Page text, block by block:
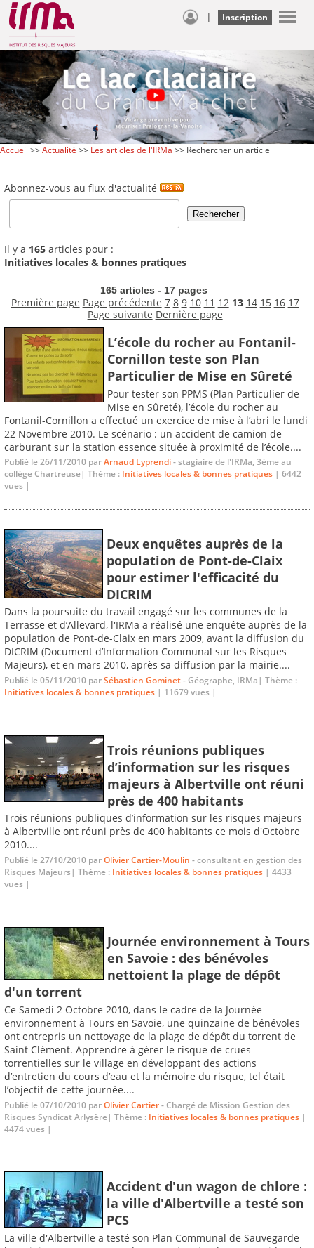
| Inscription
Accueil >>Actualité >> Les articles de l'IRMa >> Rechercher un article
Abonnez-vous au flux d'actualité
Il y a 165 articles pour :
Initiatives locales & bonnes pratiques
165 articles - 17 pages
Première page Page précédente 7 8 9 10 11 12 13 14 15 16 17
Page suivante Dernière page
L’école du rocher au Fontanil-
Cornillon teste son Plan
Particulier de Mise en Sûreté
Pour tester son PPMS (Plan Particulier de
Mise en Sûreté), l’école du rocher au
Fontanil-Cornillon a effectué un exercice de mise à l’abri le lundi
22 Novembre 2010. Le scénario : un accident de camion de
carburant sur la station essence située à proximité de l’école....
Publié le 26/11/2010 parArnaud Lyprendi- stagiaire de l'IRMa, 3ème au
collège Chartreuse| Thème : Initiatives locales & bonnes pratiques | 6442
vues |
Deux enquêtes auprès de la
population de Pont-de-Claix
pour estimer l'efficacité du
DICRIM
Dans la poursuite du travail engagé sur les communes de la
Terrasse et d’Allevard, l'IRMa a réalisé une enquête auprès de la
population de Pont-de-Claix en mars 2009, avant la diffusion du
DICRIM (Document d’Information Communal sur les Risques
Majeurs), et en mars 2010, après sa diffusion par la mairie....
Publié le 05/11/2010 parSébastien Gominet- Géographe, IRMa| Thème :
Initiatives locales & bonnes pratiques | 11679 vues |
Trois réunions publiques
d’information sur les risques
majeurs à Albertville ont réuni
près de 400 habitants
Trois réunions publiques d’information sur les risques majeurs
à Albertville ont réuni près de 400 habitants ce mois d'Octobre
2010....
Publié le 27/10/2010 parOlivier Cartier-Moulin - consultant en gestion des
Risques Majeurs| Thème : Initiatives locales & bonnes pratiques | 4433
vues |
Journée environnement à Tours
en Savoie : des bénévoles
nettoient la plage de dépôt
d'un torrent
Ce Samedi 2 Octobre 2010, dans le cadre de la Journée
environnement à Tours en Savoie, une quinzaine de bénévoles
ont entrepris un nettoyage de la plage de dépôt du torrent de
Saint Clément. Apprendre à gérer le risque de crues
torrentielles sur le village en développant des actions
d’entretien du cours d’eau et la mémoire du risque, tel était
l’objectif de cette journée....
Publié le 07/10/2010 parOlivier Cartier- Chargé de Mission Gestion des
Risques Syndicat Arlysère| Thème : Initiatives locales & bonnes pratiques |
4474 vues |
Accident d'un wagon de chlore :
la ville d'Albertville a testé son
PCS
La ville d'Albertville a testé son Plan Communal de Sauvegarde